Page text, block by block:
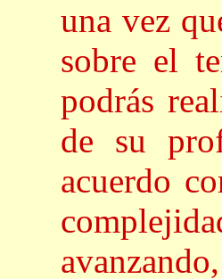
una vez
sobre el
podrás
de su
acuerdo